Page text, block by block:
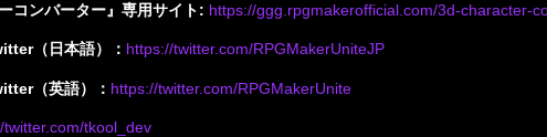
コンバーター』専用サイト: https://ggg.rpgmakerofficial.com/3d-character-
（日本語）： https://twitter.com/RPGMakerUniteJP
（英語）： https://twitter.com/RPGMakerUnite
twitter.com/tkool _dev